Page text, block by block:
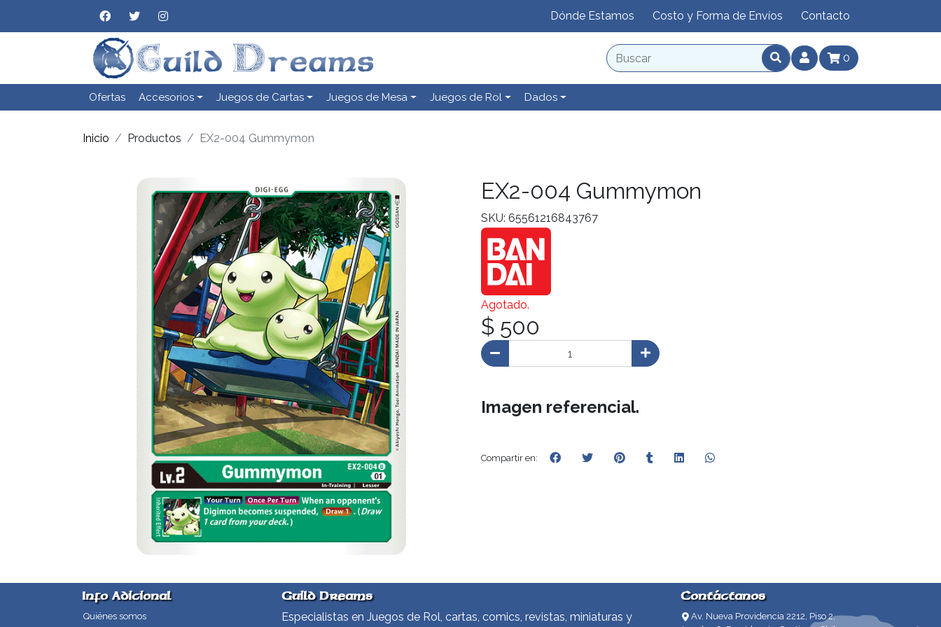
Dónde Estamos Costo y Forma de Envíos Contacto
0
Ofertas Accesorios Juegos de Cartas Juegos de Mesa Juegos de Rol Dados
Inicio Productos EX2-004 Gummymon
EX2-004 Gummymon
SKU: 65561216843767
Agotado.
$ 500
Imagen referencial.
Compartir en:
Info Adicional
Quiénes somos
Guild Dreams
Especialistas en Juegos de Rol, cartas, comics, revistas, miniaturas y
Contáctanos
Av. Nueva Providencia 2212, Piso 2,